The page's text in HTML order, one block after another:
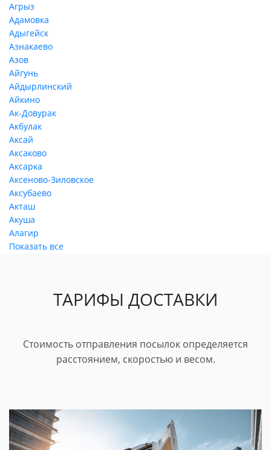
Агрыз
Адамовка
Адыгейск
Азнакаево
Азов
Айгунь
Айдырлинский
Айкино
Ак-Довурак
Акбулак
Аксай
Аксаково
Аксарка
Аксеново-Зиловское
Аксубаево
Акташ
Акуша
Алагир
Показать все
ТАРИФЫ ДОСТАВКИ
Стоимость отправления посылок определяется
расстоянием, скоростью и весом.